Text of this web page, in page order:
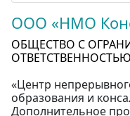
ООО «НМО
ОБЩЕСТВО С
ОТВЕТСТВЕННОСТЬЮ
«Центр
образования и
Дополнительное